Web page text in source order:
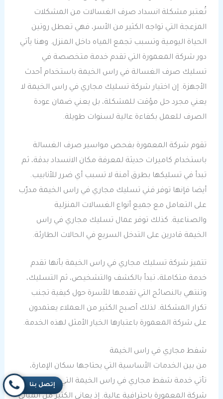
تُعتبر مشكلة انسداد صرف الغسالات من المشكلات
المزعجة التي تواجه الكثير من الأسر، فهي تعطل روتين
الحياة اليومية وتسبب تجمع المياه داخل المنزل. وهنا يأتي
دور شركة المعمورة التي تقدم خدمة متخصصة في
تسليك صرف الغسالة في راس الخيمة باستخدام أحدث
الأجهزة. إن اختيار شركة تسليك مجاري في راس الخيمة لا
يعني مجرد حل مؤقت للمشكلة، بل يعني ضمان عودة
الصرف للعمل بكفاءة عالية لسنوات طويلة.
تقوم شركة المعمورة بفحص مواسير صرف الغسالة
باستخدام كاميرات حديثة لمعرفة مكان الانسداد بدقة، ثم
تبدأ في تسليكها بطرق آمنة لا تسبب أي ضرر للأنابيب.
أيضا فإنها توفر فني تسليك مجاري في راس الخيمة مدرّب
على التعامل مع جميع أنواع الغسالات المنزلية
والصناعية. كذلك توفر عمال تسليك مجاري في راس
الخيمة قادرين على التدخل السريع في الحالات الطارئة.
تتميز شركة تسليك مجاري في راس الخيمة بأنها تقدم
خدمة متكاملة، تبدأ بالكشف والتشخيص، ثم التسليك،
وتنتهي بالنصائح التي تقدمها للأسرة حول كيفية تجنب
تكرار المشكلة. لذلك أصبح الكثير من العملاء يعتمدون
على شركة المعمورة باعتبارها الخيار الأمثل لهذه الخدمة.
شفط مجاري في راس الخيمة
من بين الخدمات الأساسية التي يحتاجها سكان الإمارة،
تأتي خدمة شفط مجاري في راس الخيمة التي تقدمها
شركة المعمورة باحترافية عالية. إذ يعاني الكثير من المباني
إتصل بنا